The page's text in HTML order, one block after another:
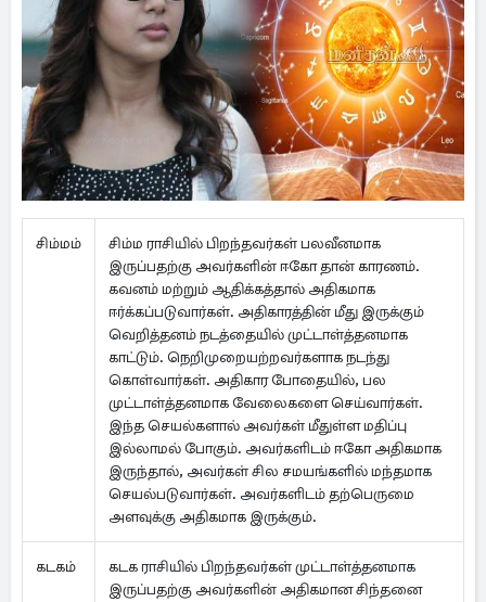
சிம்மம்
சிம்ம ராசியில் பிறந்தவர்கள் பலவீனமாக
இருப்பதற்கு அவர்களின் ஈகோ தான் காரணம்.
கவனம் மற்றும் ஆதிக்கத்தால் அதிகமாக
ஈர்க்கப்படுவார்கள். அதிகாரத்தின் மீது இருக்கும்
வெறித்தனம் நடத்தையில் முட்டாள்த்தனமாக
காட்டும். நெறிமுறையற்றவர்களாக நடந்து
கொள்வார்கள். அதிகார போதையில், பல
முட்டாள்த்தனமாக வேலைகளை செய்வார்கள்.
இந்த செயல்களால் அவர்கள் மீதுள்ள மதிப்பு
இல்லாமல் போகும். அவர்களிடம் ஈகோ அதிகமாக
இருந்தால், அவர்கள் சில சமயங்களில் மந்தமாக
செயல்படுவார்கள். அவர்களிடம் தற்பெருமை
அளவுக்கு அதிகமாக இருக்கும்.
கடகம்
கடக ராசியில் பிறந்தவர்கள் முட்டாள்த்தனமாக
இருப்பதற்கு அவர்களின் அதிகமான சிந்தனை